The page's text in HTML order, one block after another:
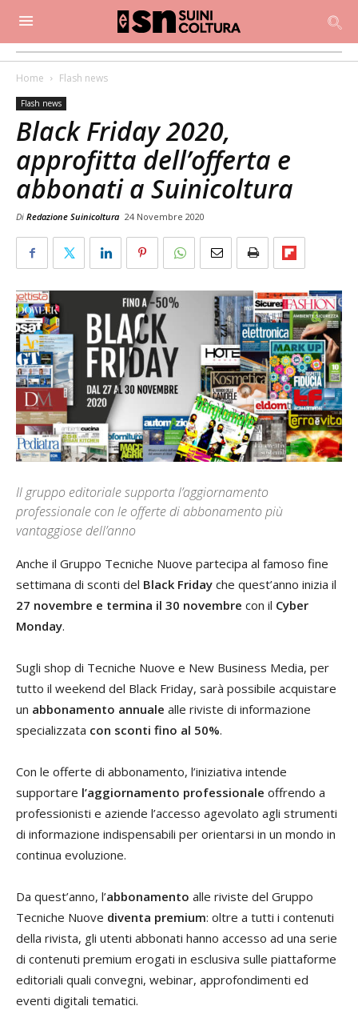
Home Flash news
Flash news
Black Friday 2020,
approfitta dell’offerta e
abbonati a Suinicoltura
Di Redazione Suinicoltura 24 Novembre 2020
Il gruppo editoriale supporta l’aggiornamento
professionale con le offerte di abbonamento più
vantaggiose dell’anno
Anche il Gruppo Tecniche Nuove partecipa al famoso fine
settimana di sconti del Black Friday che quest’anno inizia il
27 novembre e termina il 30 novembre con il Cyber
Monday.
Sugli shop di Tecniche Nuove e New Business Media, per
tutto il weekend del Black Friday, sarà possibile acquistare
un abbonamento annuale alle riviste di informazione
specializzata con sconti fino al 50%.
Con le offerte di abbonamento, l’iniziativa intende
supportare l’aggiornamento professionale offrendo a
professionisti e aziende l’accesso agevolato agli strumenti
di informazione indispensabili per orientarsi in un mondo in
continua evoluzione.
Da quest’anno, l’abbonamento alle riviste del Gruppo
Tecniche Nuove diventa premium: oltre a tutti i contenuti
della rivista, gli utenti abbonati hanno accesso ad una serie
di contenuti premium erogati in esclusiva sulle piattaforme
editoriali quali convegni, webinar, approfondimenti ed
eventi digitali tematici.